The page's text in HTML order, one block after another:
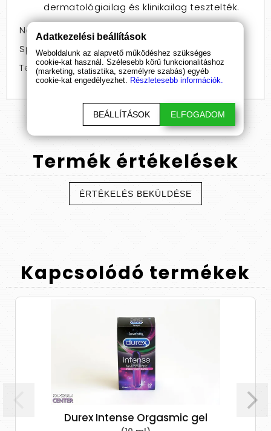
dermatológiailag és klinikailag tesztelték.
Nem: pároknak
Speciális jellemző: stimuláló
Termékcsoport: spray
Termék értékelések
ÉRTÉKELÉS BEKÜLDÉSE
Kapcsolódó termékek
Durex Intense Orgasmic gel
Adatkezelési beállítások
Weboldalunk az alapvető működéshez szükséges
cookie-kat használ. Szélesebb körű funkcionalitáshoz
(marketing, statisztika, személyre szabás) egyéb
cookie-kat engedélyezhet. Részletesebb információk.
BEÁLLÍTÁSOK ELFOGADOM